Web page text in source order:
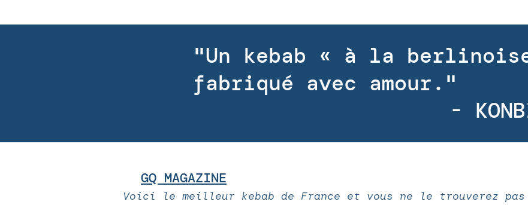
"Un kebab « à la
fabriqué avec amour."
-
GQ MAGAZINE
Voici le meilleur kebab de France et vous ne le trouverez